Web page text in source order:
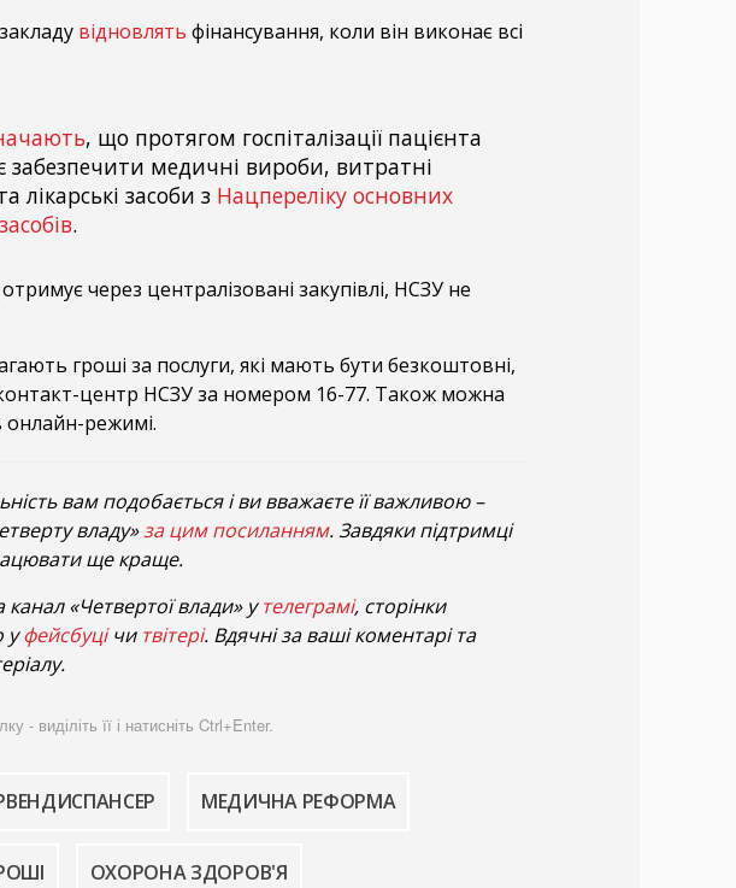
відновлять фінансування, коли він виконає всі
, що протягом госпіталізації пацієнта
забезпечити медичні вироби, витратні
лікарські засоби з Нацпереліку основних
.
отримує через централізовані закупівлі, НСЗУ не
гроші за послуги, які мають бути безкоштовні,
центр НСЗУ за номером 16-77. Також можна
онлайн-режимі.
вам подобається і ви вважаєте її важливою –
владу»за цим посиланням. Завдяки підтримці
ще краще.
канал «Четвертої влади» утелеграмі, сторінки
уфейсбуцічи твітері. Вдячні за ваші коментарі та
- виділіть її і натисніть Ctrl+Enter.
МЕДИЧНА РЕФОРМА
ОХОРОНА ЗДОРОВ'Я